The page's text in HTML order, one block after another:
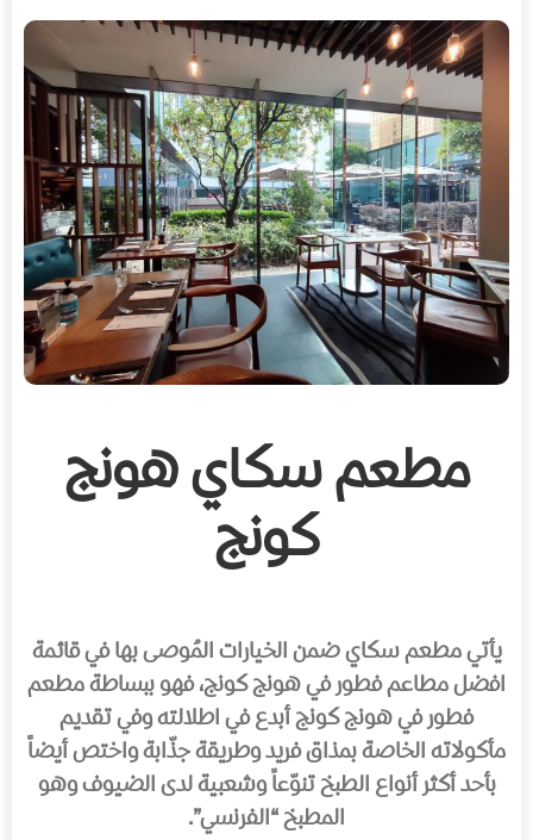
مطعم سكاي هونج
كونج
يأتي مطعم سكاي ضمن الخيارات المُوصى بها في قائمة
افضل مطاعم فطور في هونج كونج، فهو ببساطة مطعم
فطور في هونج كونج أبدع في اطلالته وفي تقديم
مأكولاته الخاصة بمذاق فريد وطريقة جذّابة واختص أيضاً
بأحد أكثر أنواع الطبخ تنوّعاً وشعبية لدى الضيوف وهو
المطبخ “الفرنسي”.